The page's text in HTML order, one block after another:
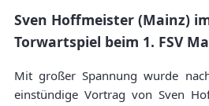
Sven Hoffmeister (Mainz)
Torwartspiel beim 1. FSV
Mit großer Spannung wurde
einstündige Vortrag von Sven